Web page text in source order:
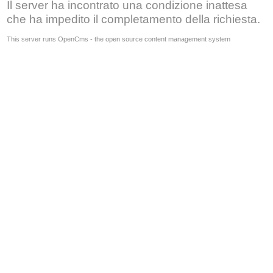
Il server ha incontrato una condizione inattesa
che ha impedito il completamento della richiesta.
This server runs OpenCms - the open source content management system